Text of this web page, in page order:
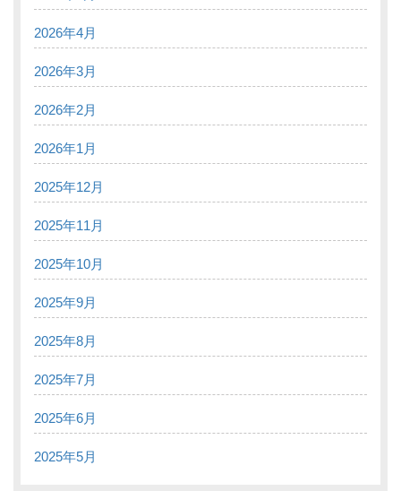
2026年4月
2026年3月
2026年2月
2026年1月
2025年12月
2025年11月
2025年10月
2025年9月
2025年8月
2025年7月
2025年6月
2025年5月